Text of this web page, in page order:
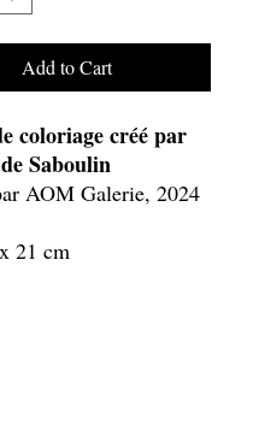
Add to Cart
coloriage créé par
Saboulin
AOM Galerie, 2024
21 cm